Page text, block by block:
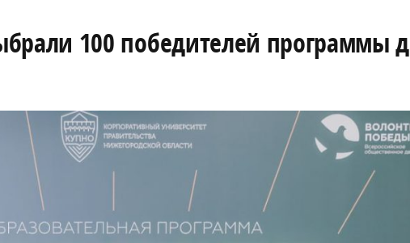
100 победителей программы